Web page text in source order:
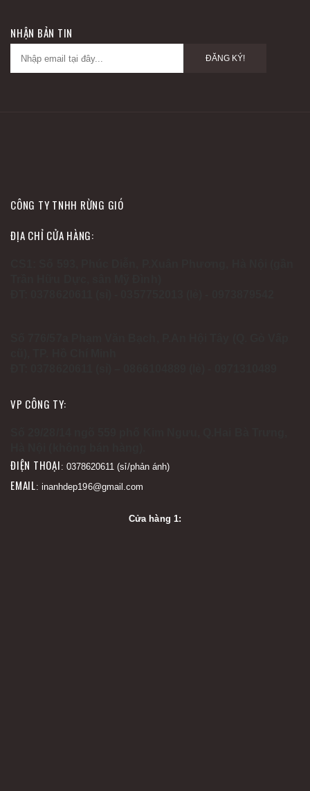
NHẬN BẢN TIN
ĐĂNG KÝ!
CÔNG TY TNHH RỪNG GIÓ
ĐỊA CHỈ CỬA HÀNG:
VP CÔNG TY:
ĐIỆN THOẠI : 0378620611 (sỉ/phản ánh)
EMAIL: inanhdep196@gmail.com
Cửa hàng 1: